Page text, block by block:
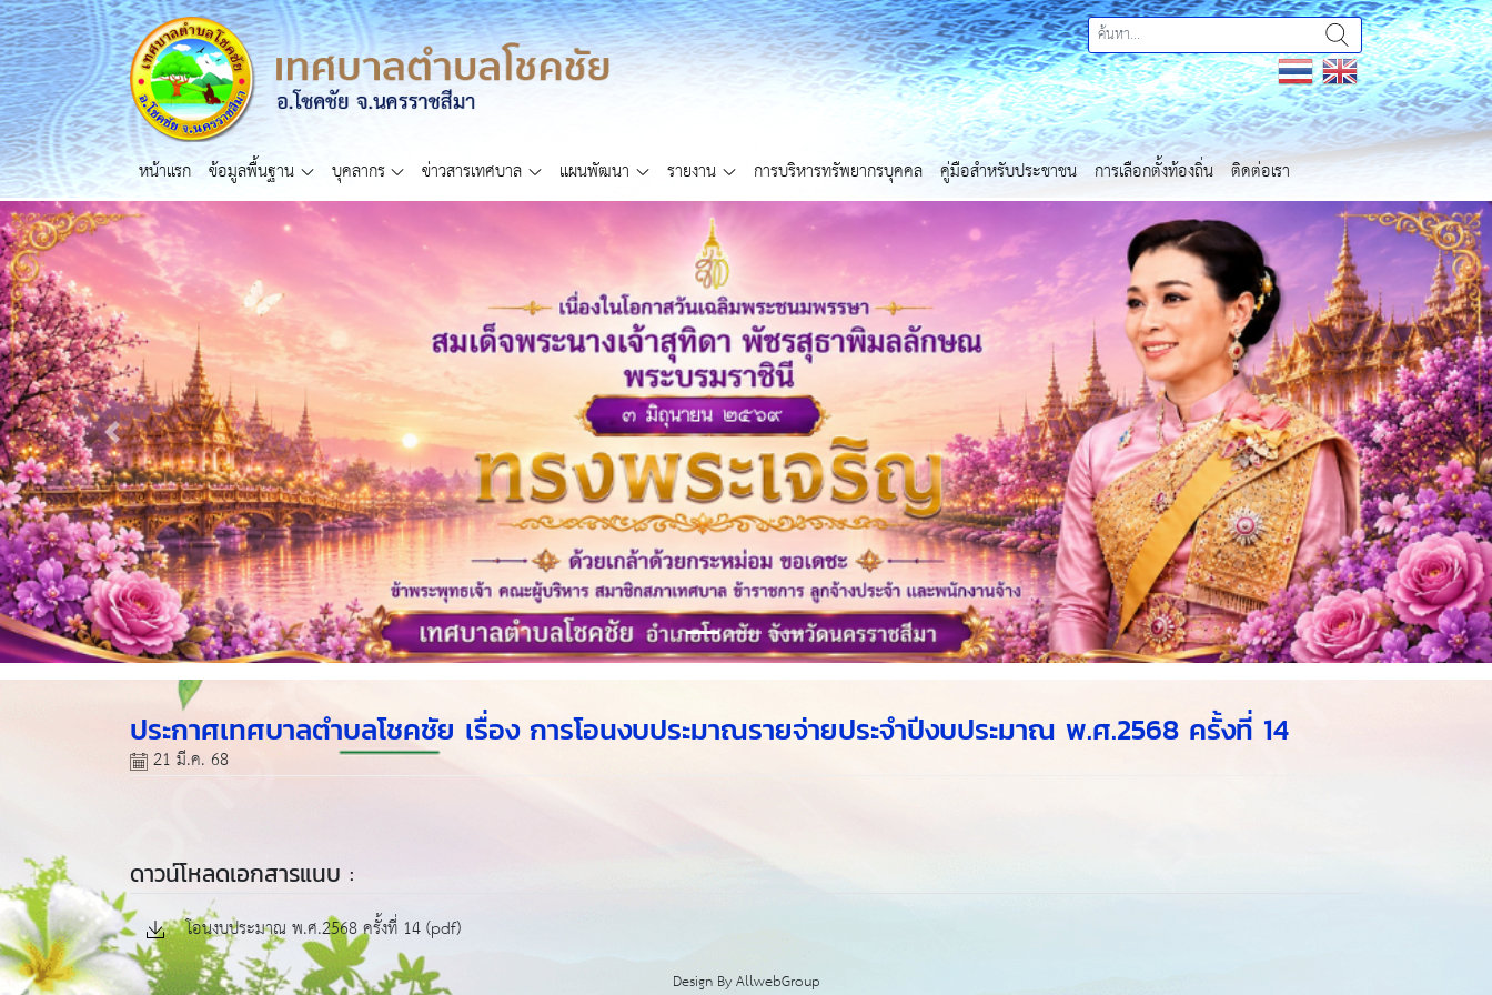
หน้าแรก ข้อมูลพื้นฐาน บุคลากร ข่าวสารเทศบาล แผนพัฒนา รายงาน การบริหารทรัพยากรบุคคล คู่มือสำหรับประชาชน การเลือกตั้งท้องถิ่น ติดต่อเรา
Previous Next
ประกาศเทศบาลตำบลโชคชัย เรื่อง การโอนงบประมาณรายจ่ายประจำปีงบประมาณ พ.ศ.2568 ครั้งที่ 14
21 มี.ค. 68
ดาวน์โหลดเอกสารแนบ :
โอนงบประมาณ พ.ศ.2568 ครั้งที่ 14 (pdf)
Design ByAllwebGroup